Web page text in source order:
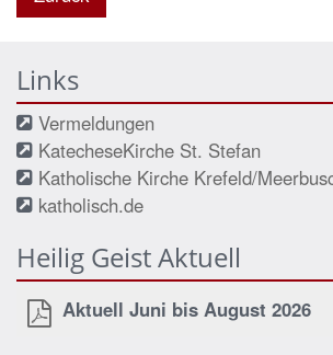
Links
Vermeldungen
KatecheseKirche St. Stefan
Katholische Kirche Krefeld/
katholisch.de
Heilig Geist Aktuell
Aktuell Juni bis August 2026